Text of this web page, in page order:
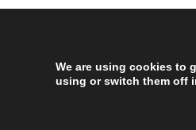
We are using cookies to
using or switch them off